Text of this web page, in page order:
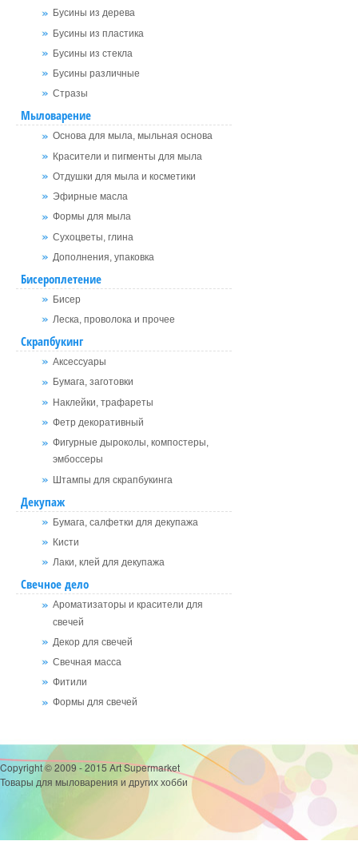
Бусины из дерева
Бусины из пластика
Бусины из стекла
Бусины различные
Стразы
Мыловарение
Основа для мыла, мыльная основа
Красители и пигменты для мыла
Отдушки для мыла и косметики
Эфирные масла
Формы для мыла
Сухоцветы, глина
Дополнения, упаковка
Бисероплетение
Бисер
Леска, проволока и прочее
Скрапбукинг
Аксессуары
Бумага, заготовки
Наклейки, трафареты
Фетр декоративный
Фигурные дыроколы, компостеры,
эмбоссеры
Штампы для скрапбукинга
Декупаж
Бумага, салфетки для декупажа
Кисти
Лаки, клей для декупажа
Свечное дело
Ароматизаторы и красители для
свечей
Декор для свечей
Свечная масса
Фитили
Формы для свечей
Copyright © 2009 - 2015 Art Supermarket
Товары для мыловарения и других хобби